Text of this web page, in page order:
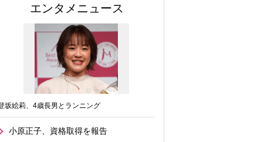
エンタメニュース
坂絵莉、4歳長男とランニング
小原正子、資格取得を報告